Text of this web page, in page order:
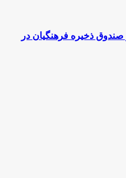
ذخیره فرهنگیان در